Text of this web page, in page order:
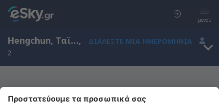
μενού
Hengchun, Ταϊβάν,
ΔΙΑΛΈΞΤΕ ΜΙΑ ΗΜΕΡΟΜΗΝΊΑ
2